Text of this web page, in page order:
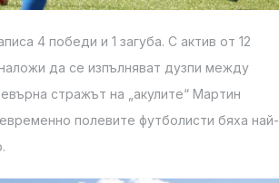
4 победи и 1 загуба. С актив от 12
да се изпълняват дузпи между
стражът на „акулите“ Мартин
полевите футболисти бяха най-